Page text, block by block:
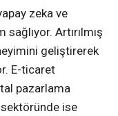
zeka ve
Artırılmış
geliştirerek
E-ticaret
pazarlama
ise